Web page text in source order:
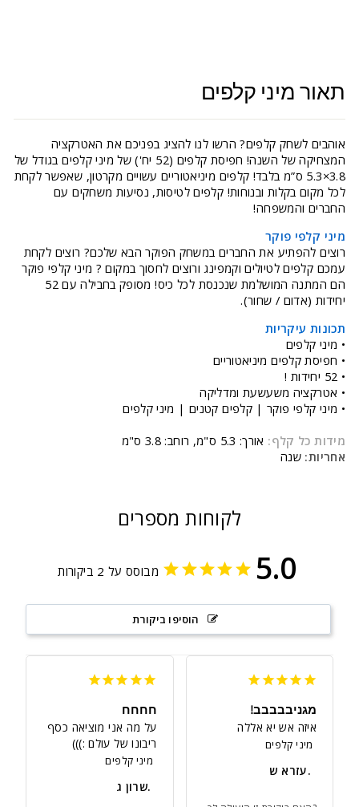
תאור מיני קלפים
אוהבים לשחק קלפים? הרשו לנו להציג בפניכם את האטרקציה
המצחיקה של השנה! חפיסת קלפים (52 יח') של מיני קלפים בגודל של
3.8×5.3 ס”מ בלבד! קלפים מיניאטוריים עשויים מקרטון, שאפשר לקחת
לכל מקום בקלות ובנוחות! קלפים לטיסות, נסיעות משחקים עם
החברים והמשפחה!
מיני קלפי פוקר
רוצים להפתיע את החברים במשחק הפוקר הבא שלכם? רוצים לקחת
עמכם קלפים לטיולים וקמפינג ורוצים לחסוך במקום ? מיני קלפי פוקר
הם המתנה המושלמת שנכנסת לכל כיס! מסופק בחבילה עם 52
יחידות (אדום / שחור).
תכונות עיקריות
• מיני קלפים
• חפיסת קלפים מיניאטוריים
• 52 יחידות !
• אטרקציה משעשעת ומדליקה
• מיני קלפי פוקר | קלפים קטנים | מיני קלפים
מידות כל קלף: אורך: 5.3 ס"מ, רוחב: 3.8 ס"מ
אחריות: שנה
לקוחות מספרים
5.0 מבוסס על 2 ביקורות
הוסיפו ביקורת
חחחח
על מה אני מוציאה כסף
ריבונו של עולם :)))
מיני קלפים
שרון ג.
מגניבבבבב!
איזה אש יא אללה
מיני קלפים
עזרא ש.